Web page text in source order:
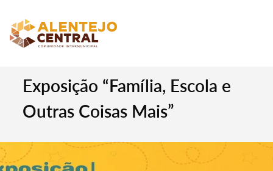
Exposição “Família, Escola e
Outras Coisas Mais”